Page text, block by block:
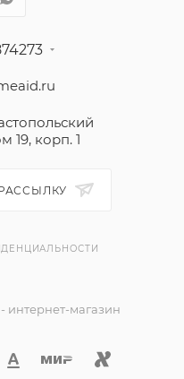
19, корп. 1
интернет-магазин